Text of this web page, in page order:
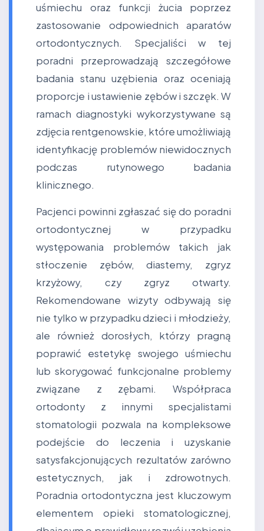
uśmiechu oraz funkcji żucia poprzez
zastosowanie odpowiednich aparatów
ortodontycznych. Specjaliści w tej
poradni przeprowadzają szczegółowe
badania stanu uzębienia oraz oceniają
proporcje i ustawienie zębów i szczęk. W
ramach diagnostyki wykorzystywane są
zdjęcia rentgenowskie, które umożliwiają
identyfikację problemów niewidocznych
podczas rutynowego badania
klinicznego.
Pacjenci powinni zgłaszać się do poradni
ortodontycznej w przypadku
występowania problemów takich jak
stłoczenie zębów, diastemy, zgryz
krzyżowy, czy zgryz otwarty.
Rekomendowane wizyty odbywają się
nie tylko w przypadku dzieci i młodzieży,
ale również dorosłych, którzy pragną
poprawić estetykę swojego uśmiechu
lub skorygować funkcjonalne problemy
związane z zębami. Współpraca
ortodonty z innymi specjalistami
stomatologii pozwala na kompleksowe
podejście do leczenia i uzyskanie
satysfakcjonujących rezultatów zarówno
estetycznych, jak i zdrowotnych.
Poradnia ortodontyczna jest kluczowym
elementem opieki stomatologicznej,